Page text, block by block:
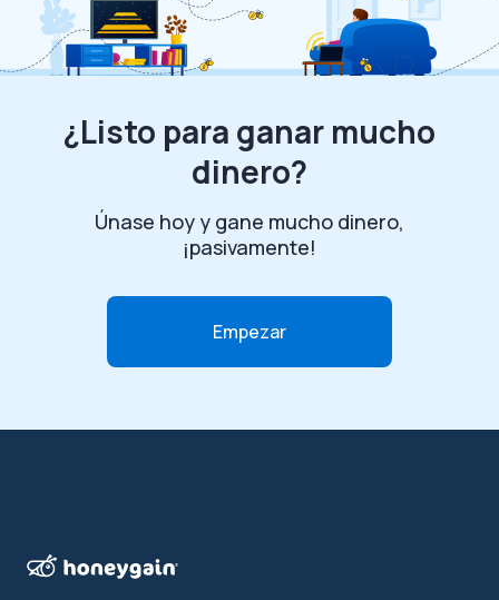
¿Listo para ganar mucho
dinero?
Únase hoy y gane mucho dinero,
¡pasivamente!
Empezar